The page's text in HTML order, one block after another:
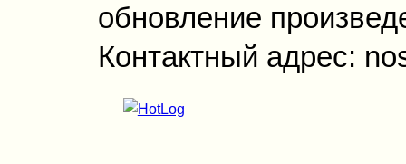
обновление
Контактный адрес: